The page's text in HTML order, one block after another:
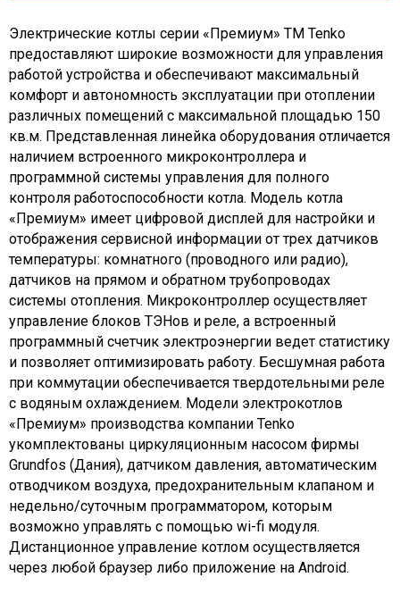
Электрические котлы серии «Премиум» ТМ Tenko
предоставляют широкие возможности для управления
работой устройства и обеспечивают максимальный
комфорт и автономность эксплуатации при отоплении
различных помещений с максимальной площадью 150
кв.м. Представленная линейка оборудования отличается
наличием встроенного микроконтроллера и
программной системы управления для полного
контроля работоспособности котла. Модель котла
«Премиум» имеет цифровой дисплей для настройки и
отображения сервисной информации от трех датчиков
температуры: комнатного (проводного или радио),
датчиков на прямом и обратном трубопроводах
системы отопления. Микроконтроллер осуществляет
управление блоков ТЭНов и реле, а встроенный
программный счетчик электроэнергии ведет статистику
и позволяет оптимизировать работу. Бесшумная работа
при коммутации обеспечивается твердотельными реле
с водяным охлаждением. Модели электрокотлов
«Премиум» производства компании Tenko
укомплектованы циркуляционным насосом фирмы
Grundfos (Дания), датчиком давления, автоматическим
отводчиком воздуха, предохранительным клапаном и
недельно/суточным программатором, которым
возможно управлять с помощью wi-fi модуля.
Дистанционное управление котлом осуществляется
через любой браузер либо приложение на Android.